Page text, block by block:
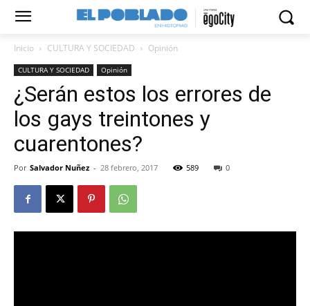
Inicio CULTURA Y SOCIEDAD Opinión
CULTURA Y SOCIEDAD Opinión
¿Serán estos los errores de
los gays treintones y
cuarentones?
Por Salvador Nuñez - 28 febrero, 2017 589 0